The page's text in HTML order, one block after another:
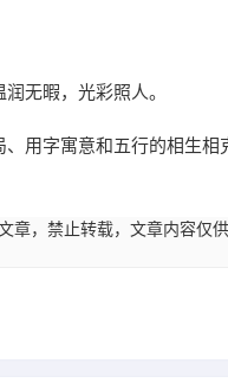
无暇，光彩照人。
用字寓意和五行的相生
，禁止转载，文章内容仅供